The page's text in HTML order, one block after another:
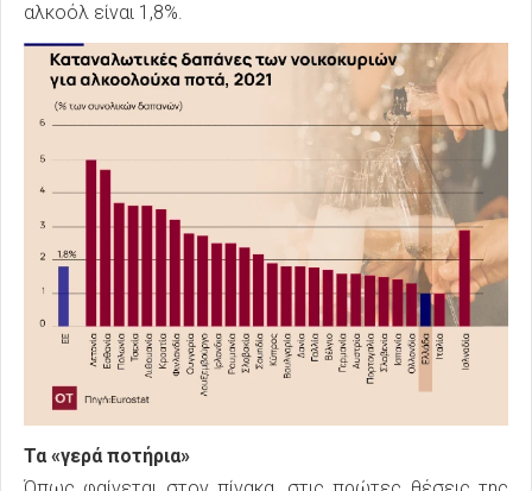
αλκοόλ είναι 1,8%.
Τα «γερά ποτήρια»